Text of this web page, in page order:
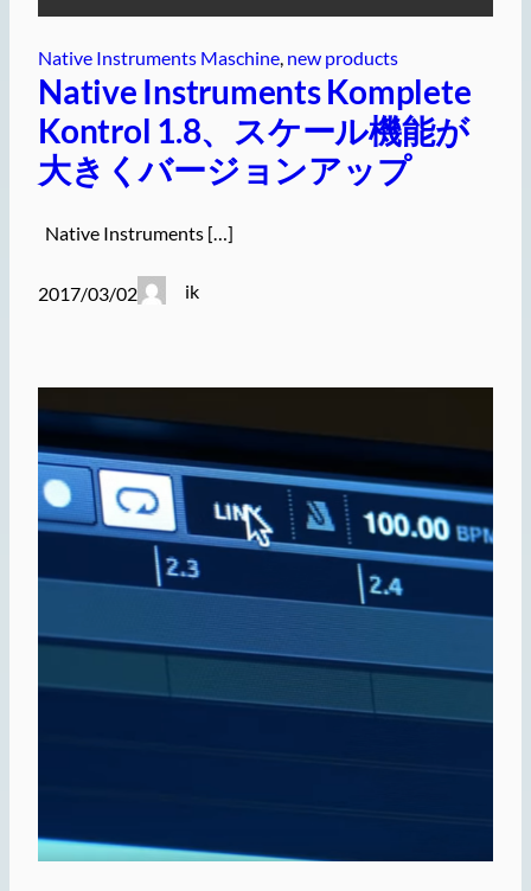
Native Instruments Maschine, new products
Native Instruments Komplete
Kontrol 1.8、スケール機能が
大きくバージョンアップ
Native Instruments […]
2017/03/02 ik